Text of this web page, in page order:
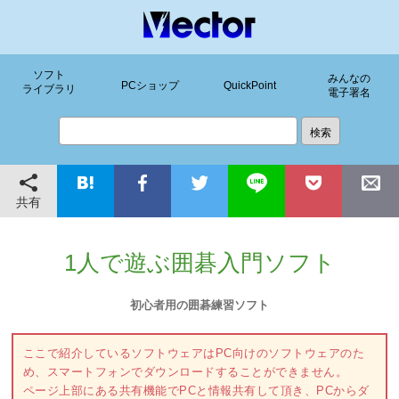
ソフト
ライブラリ
PCショップ QuickPoint
みんなの
電子署名
共有
1人で遊ぶ囲碁入門ソフト
初心者用の囲碁練習ソフト
ここで紹介しているソフトウェアはPC向けのソフトウェアのた
め、スマートフォンでダウンロードすることができません。
ページ上部にある共有機能でPCと情報共有して頂き、PCからダ